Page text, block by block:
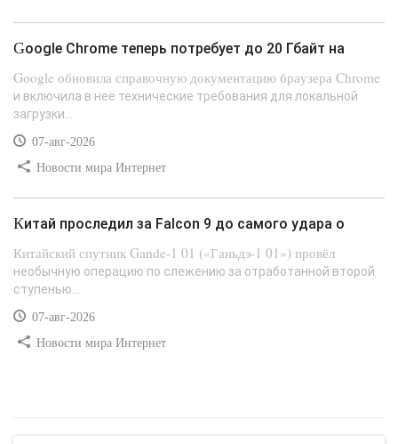
Google Chrome теперь потребует до 20 Гбайт на
Google обновила справочную документацию браузера Chrome
и включила в неё технические требования для локальной
загрузки...
07-авг-2026
Новости мира Интернет
Китай проследил за Falcon 9 до самого удара о
Китайский спутник Gande-1 01 («Ганьдэ-1 01») провёл
необычную операцию по слежению за отработанной второй
ступенью...
07-авг-2026
Новости мира Интернет